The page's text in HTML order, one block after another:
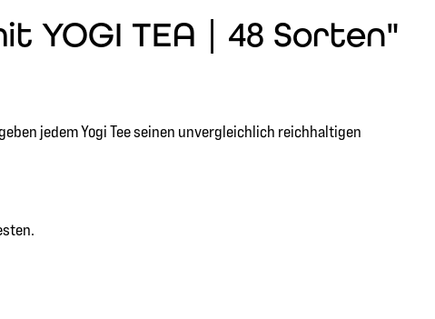
YOGI TEA | 48 Sorten"
jedem Yogi Tee seinen unvergleichlich reichhaltigen